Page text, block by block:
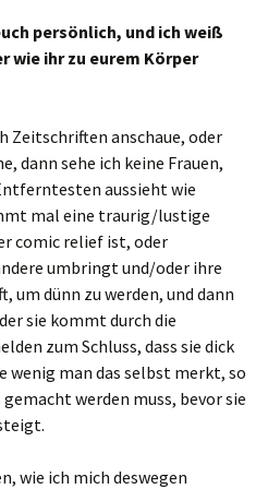
persönlich, und ich weiß
wie ihr zu eurem Körper
Zeitschriften anschaue, oder
dann sehe ich keine Frauen,
aussieht wie
mal eine traurig/lustige
comic relief ist, oder
umbringt und/oder ihre
um dünn zu werden, und dann
sie kommt durch die
zum Schluss, dass sie dick
wenig man das selbst merkt, so
gemacht werden muss, bevor sie
wie ich mich deswegen